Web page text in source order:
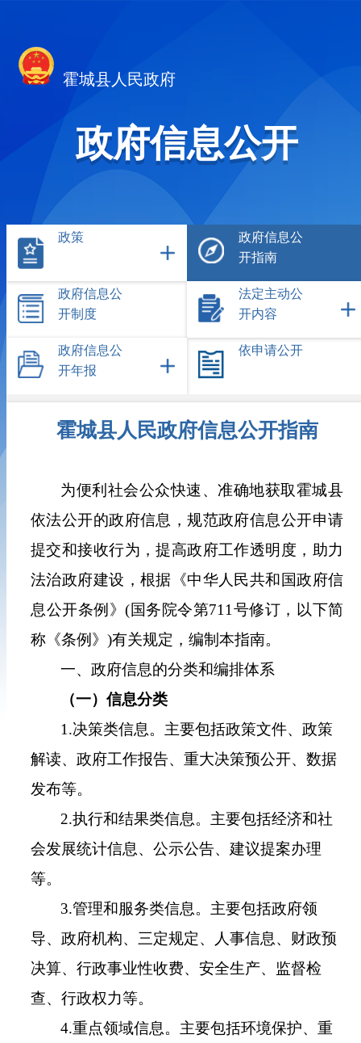
霍城县人民政府
政府信息公开
政策
政府信息公
开指南
政府信息公
开制度
法定主动公
开内容
政府信息公
开年报
依申请公开
霍城县人民政府信息公开指南
为便利社会公众快速、准确地获取霍城县
依法公开的政府信息，规范政府信息公开申请
提交和接收行为，提高政府工作透明度，助力
法治政府建设，根据《中华人民共和国政府信
息公开条例》(国务院令第711 号修订，以下简
称《条例》 )有关规定，编制本指南。
一、政府信息的分类和编排体系
（一）信息分类
1.决策类信息。主要包括政策文件、政策
解读、政府工作报告、重大决策预公开、数据
发布等。
2.执行和结果类信息。主要包括经济和社
会发展统计信息、公示公告、建议提案办理
等。
3.管理和服务类信息。主要包括政府领
导、政府机构、三定规定、人事信息、财政预
决算、行政事业性收费、安全生产、监督检
查、行政权力等。
4.重点领域信息。主要包括环境保护、重